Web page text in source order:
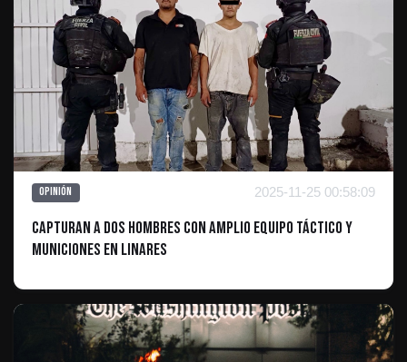
Opinión 2025-11-25 00:58:09
Capturan a Dos Hombres con Amplio Equipo Táctico y
Municiones en Linares